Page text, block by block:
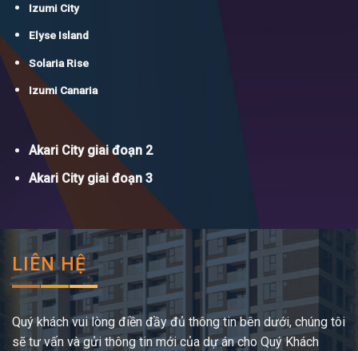
Izumi City
Elyse Island
Solaria Rise
Izumi Canaria
Akari City giai đoạn 2
Akari City giai đoạn 3
LIÊN HỆ
Quý khách vui lòng điền đầy đủ thông tin bên dưới, chúng tôi
sẽ tư vấn và gửi thông tin mới của dự án cho Quý Khách